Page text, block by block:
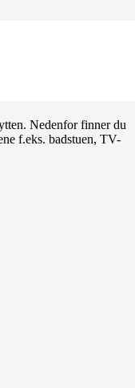
Nedenfor finner du
f.eks. badstuen, TV-